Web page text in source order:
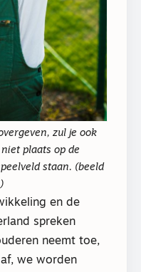
zul je ook
plaats op de
staan. (beeld
en de
spreken
neemt toe,
we worden